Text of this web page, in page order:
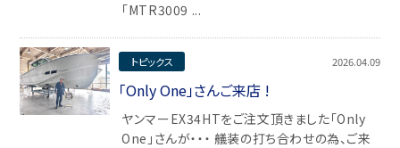
「MTR3009 ...
トピックス 2026.04.09
「Only One」さんご来店 !
ヤンマーEX34HTをご注文頂きました「Only
One」さんが・・・ 艤装の打ち合わせの為、ご来